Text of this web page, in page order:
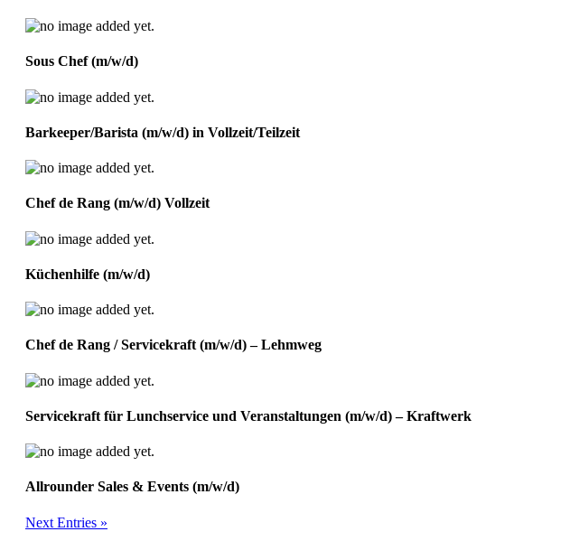
Sous Chef (m/w/d)
Barkeeper/Barista (m/w/d) in Vollzeit/Teilzeit
Chef de Rang (m/w/d) Vollzeit
Küchenhilfe (m/w/d)
Chef de Rang / Servicekraft (m/w/d) – Lehmweg
Servicekraft für Lunchservice und Veranstaltungen (m/w/d) – Kraftwerk
Allrounder Sales & Events (m/w/d)
Next Entries »